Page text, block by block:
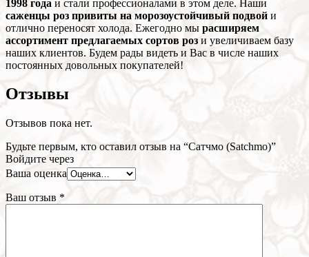
1998 года и стали профессионалами в этом деле. Наши
саженцы роз привиты на морозоустойчивый подвой и
отлично переносят холода. Ежегодно мы расширяем
ассортимент предлагаемых сортов роз и увеличиваем базу
наших клиентов. Будем рады видеть и Вас в числе наших
постоянных довольных покупателей!
Отзывы
Отзывов пока нет.
Будьте первым, кто оставил отзыв на “Сатчмо (Satchmo)”
Войдите через
Ваша оценка
Ваш отзыв *